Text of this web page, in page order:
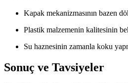
Kapak mekanizmasının bazen
Plastik malzemenin kalitesinin
Su haznesinin zamanla koku
Sonuç ve Tavsiyeler